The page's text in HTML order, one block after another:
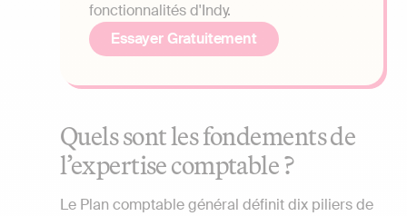
fonctionnalités d'Indy.
Essayer Gratuitement
Quels sont les fondements de
l’expertise comptable ?
Le Plan comptable général définit dix piliers de